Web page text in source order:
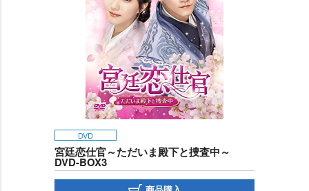
DVD
宮廷恋仕官～ただいま殿下と捜査中～
DVD-BOX3